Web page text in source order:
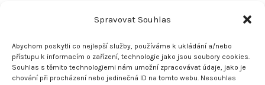
Spravovat Souhlas
Abychom poskytli co nejlepší služby, používáme k ukládání a/nebo
přístupu k informacím o zařízení, technologie jako jsou soubory cookies.
Souhlas s těmito technologiemi nám umožní zpracovávat údaje, jako je
chování při procházení nebo jedinečná ID na tomto webu. Nesouhlas
Tovární 219
Jeseník 790 01